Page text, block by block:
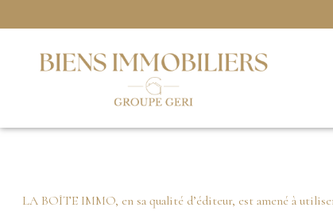
LA BOÎTE IMMO, en sa qualité d’éditeur, est amené à